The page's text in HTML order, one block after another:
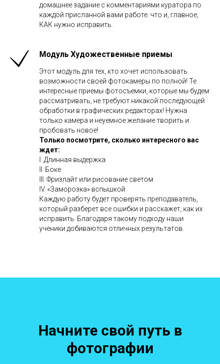
домашнее задание с комментариями куратора по
каждой присланной вами работе: что и, главное,
КАК нужно исправить.
Модуль Художественные приемы
Этот модуль для тех, кто хочет использовать
возможности своей фотокамеры по полной! Те
интересные приемы фотосъемки, которые мы будем
рассматривать, не требуют никакой последующей
обработки в графических редакторах! Нужна
только камера и неуемное желание творить и
пробовать новое!
Только посмотрите, сколько интересного вас
ждет:
I. Длинная выдержка
II. Боке
III. Фризлайт или рисование светом
IV. «Заморозка» вспышкой
Каждую работу будет проверять преподаватель,
который разберет все ошибки и расскажет, как их
исправить. Благодаря такому подходу наши
ученики добиваются отличных результатов.
Начните свой путь в
фотографии